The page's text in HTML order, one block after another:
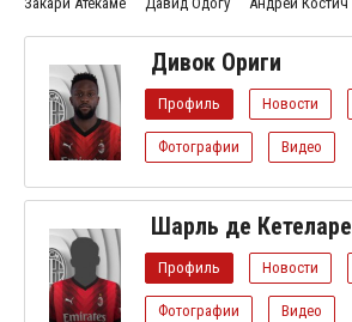
Дивок Ориги
Профиль Новости
Фотографии Видео
Шарль де Кетеларе
Профиль Новости
Фотографии Видео